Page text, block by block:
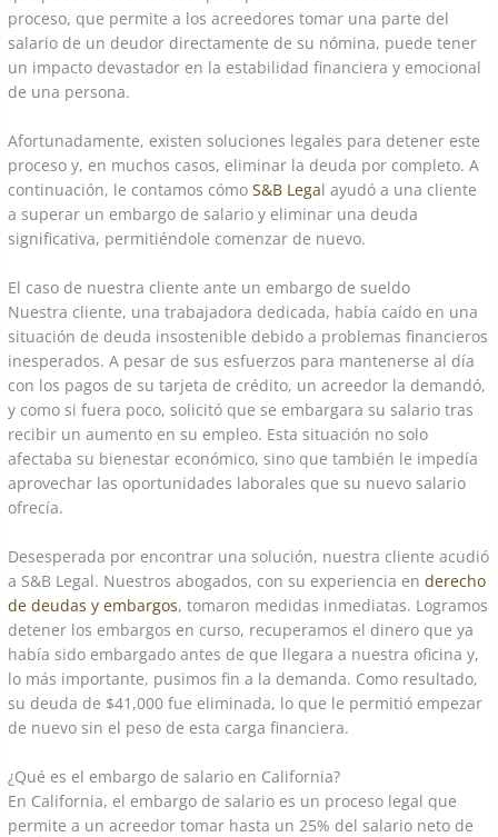
proceso, que permite a los acreedores tomar una parte del
salario de un deudor directamente de su nómina, puede tener
un impacto devastador en la estabilidad financiera y emocional
de una persona.
Afortunadamente, existen soluciones legales para detener este
proceso y, en muchos casos, eliminar la deuda por completo. A
continuación, le contamos cómoS&B Legal ayudó a una cliente
a superar un embargo de salario y eliminar una deuda
significativa, permitiéndole comenzar de nuevo.
El caso de nuestra cliente ante un embargo de sueldo
Nuestra cliente, una trabajadora dedicada, había caído en una
situación de deuda insostenible debido a problemas financieros
inesperados. A pesar de sus esfuerzos para mantenerse al día
con los pagos de su tarjeta de crédito, un acreedor la demandó,
y como si fuera poco, solicitó que se embargara su salario tras
recibir un aumento en su empleo. Esta situación no solo
afectaba su bienestar económico, sino que también le impedía
aprovechar las oportunidades laborales que su nuevo salario
ofrecía.
Desesperada por encontrar una solución, nuestra cliente acudió
a S&B Legal. Nuestros abogados, con su experiencia en derecho
de deudas y embargos, tomaron medidas inmediatas. Logramos
detener los embargos en curso, recuperamos el dinero que ya
había sido embargado antes de que llegara a nuestra oficina y,
lo más importante, pusimos fin a la demanda. Como resultado,
su deuda de $41,000 fue eliminada, lo que le permitió empezar
de nuevo sin el peso de esta carga financiera.
¿Qué es el embargo de salario en California?
En California, el embargo de salario es un proceso legal que
permite a un acreedor tomar hasta un 25% del salario neto de